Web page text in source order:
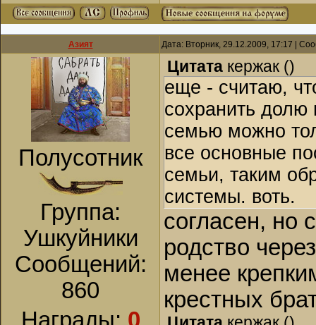
Азият Дата: Вторник, 29.12.2009, 17:17 |
Полусотник
Группа:
Ушкуйники
Сообщений:
860
Цитата кержак ()
еще - считаю,
сохранить долю
семью можно
все основные
семьи, таким
системы. воть.
согласен, но
родство
менее
крестных